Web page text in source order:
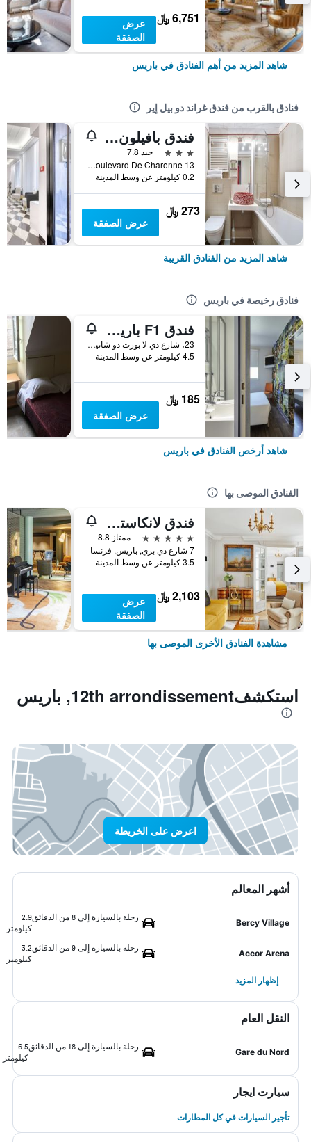
6,751 ﷼
عرض
الصفقة
شاهد المزيد من أهم الفنادق في باريس
فنادق بالقرب من فندق غراند دو بيل إير
فندق بافيلون ناسيون
3 نجوم
جيد 7.8
13 Boulevard De Charonne, باريس, فرنسا
0.2 كيلومتر عن وسط المدينة
273 ﷼
عرض الصفقة
شاهد المزيد من الفنادق القريبة
فنادق رخيصة في باريس
فندق F1 باريس بورت دو شاتيلون
23، شارع دي لا بورت دو شاتيلون, باريس, فرنسا
4.5 كيلومتر عن وسط المدينة
185 ﷼
عرض الصفقة
شاهد أرخص الفنادق في باريس
الفنادق الموصى بها
فندق لانكاستر باريس شانزليزيه
5 نجوم
ممتاز 8.8
7 شارع دي بري, باريس, فرنسا
3.5 كيلومتر عن وسط المدينة
2,103 ﷼
عرض
الصفقة
مشاهدة الفنادق الأخرى الموصى بها
استكشف12th arrondissement, باريس
اعرض على الخريطة
أشهر المعالم
Bercy Village
رحلة بالسيارة إلى 8 من الدقائق
2.9
كيلومتر
Accor Arena
رحلة بالسيارة إلى 9 من الدقائق
3.2
كيلومتر
إظهار المزيد
النقل العام
Gare du Nord
رحلة بالسيارة إلى 18 من الدقائق
6.5
كيلومتر
سيارت ايجار
تأجير السيارات في كل المطارات